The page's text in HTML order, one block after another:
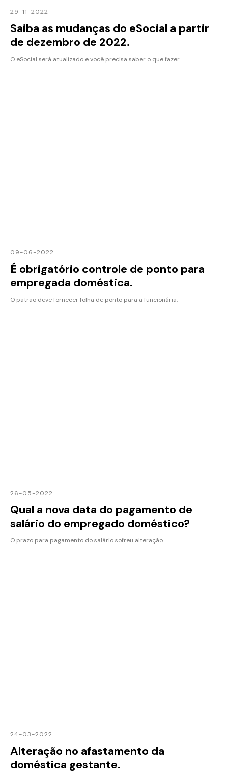
29-11-2022
Saiba as mudanças do eSocial a partir
de dezembro de 2022.
O eSocial será atualizado e você precisa saber o que fazer.
09-06-2022
É obrigatório controle de ponto para
empregada doméstica.
O patrão deve fornecer folha de ponto para a funcionária.
26-05-2022
Qual a nova data do pagamento de
salário do empregado doméstico?
O prazo para pagamento do salário sofreu alteração.
24-03-2022
Alteração no afastamento da
doméstica gestante.